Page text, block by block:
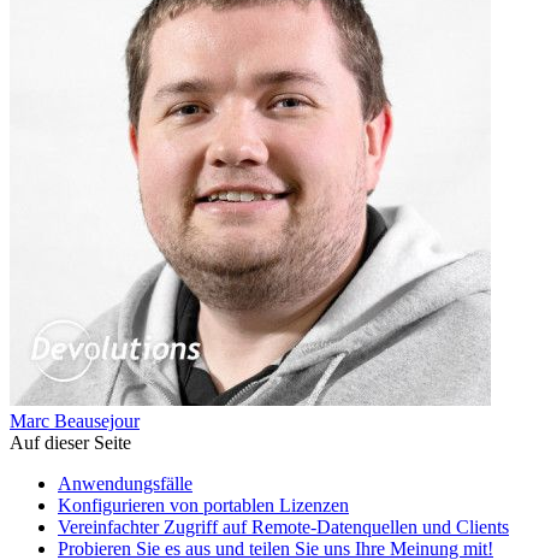
Marc Beausejour
Auf dieser Seite
Anwendungsfälle
Konfigurieren von portablen Lizenzen
Vereinfachter Zugriff auf Remote-Datenquellen und Clients
Probieren Sie es aus und teilen Sie uns Ihre Meinung mit!